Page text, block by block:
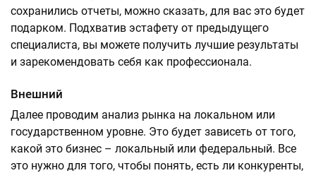
сохранились отчеты, можно сказать, для вас это будет
подарком. Подхватив эстафету от предыдущего
специалиста, вы можете получить лучшие результаты
и зарекомендовать себя как профессионала.
Внешний
Далее проводим анализ рынка на локальном или
государственном уровне. Это будет зависеть от того,
какой это бизнес – локальный или федеральный. Все
это нужно для того, чтобы понять, есть ли конкуренты,